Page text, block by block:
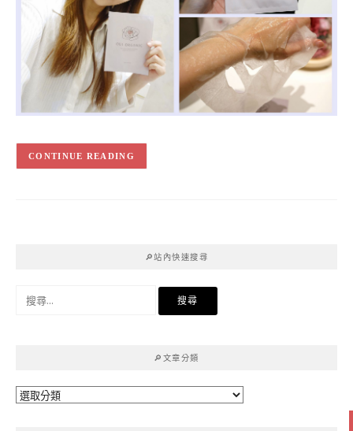
CONTINUE READING
🔎站內快速搜尋
🔎文章分類
🔎